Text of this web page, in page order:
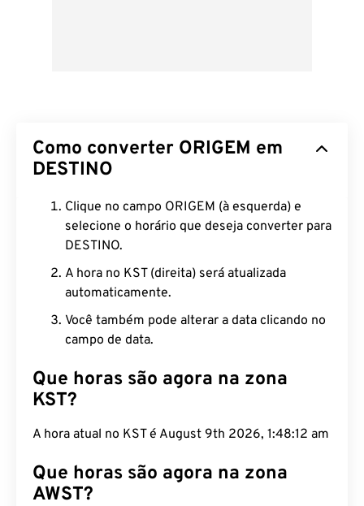
Como converter ORIGEM em
DESTINO
Clique no campo ORIGEM (à esquerda) e
selecione o horário que deseja converter para
DESTINO.
A hora no KST (direita) será atualizada
automaticamente.
Você também pode alterar a data clicando no
campo de data.
Que horas são agora na zona
KST?
A hora atual no KST é August 9th 2026, 1:48:13 am
Que horas são agora na zona
AWST?